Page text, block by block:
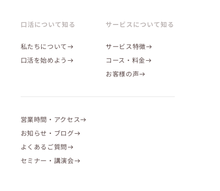
口活について知る
私たちについて
口活を始めよう
サービスについて知る
サービス特徴
コース・料金
お客様の声
営業時間・アクセス
お知らせ・ブログ
よくあるご質問
セミナー・講演会